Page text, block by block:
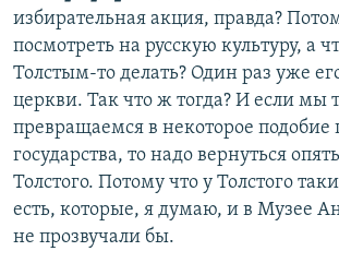
избирательная акция, правда?
посмотреть на русскую культуру, а
Толстым-то делать? Один раз уже
церкви. Так что ж тогда? И если мы
превращаемся в некоторое подобие
государства, то надо вернуться
Толстого. Потому что у Толстого
есть, которые, я думаю, и в Музее
не прозвучали бы.